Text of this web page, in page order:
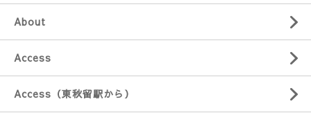
About
Access
Access（東秋留駅から）